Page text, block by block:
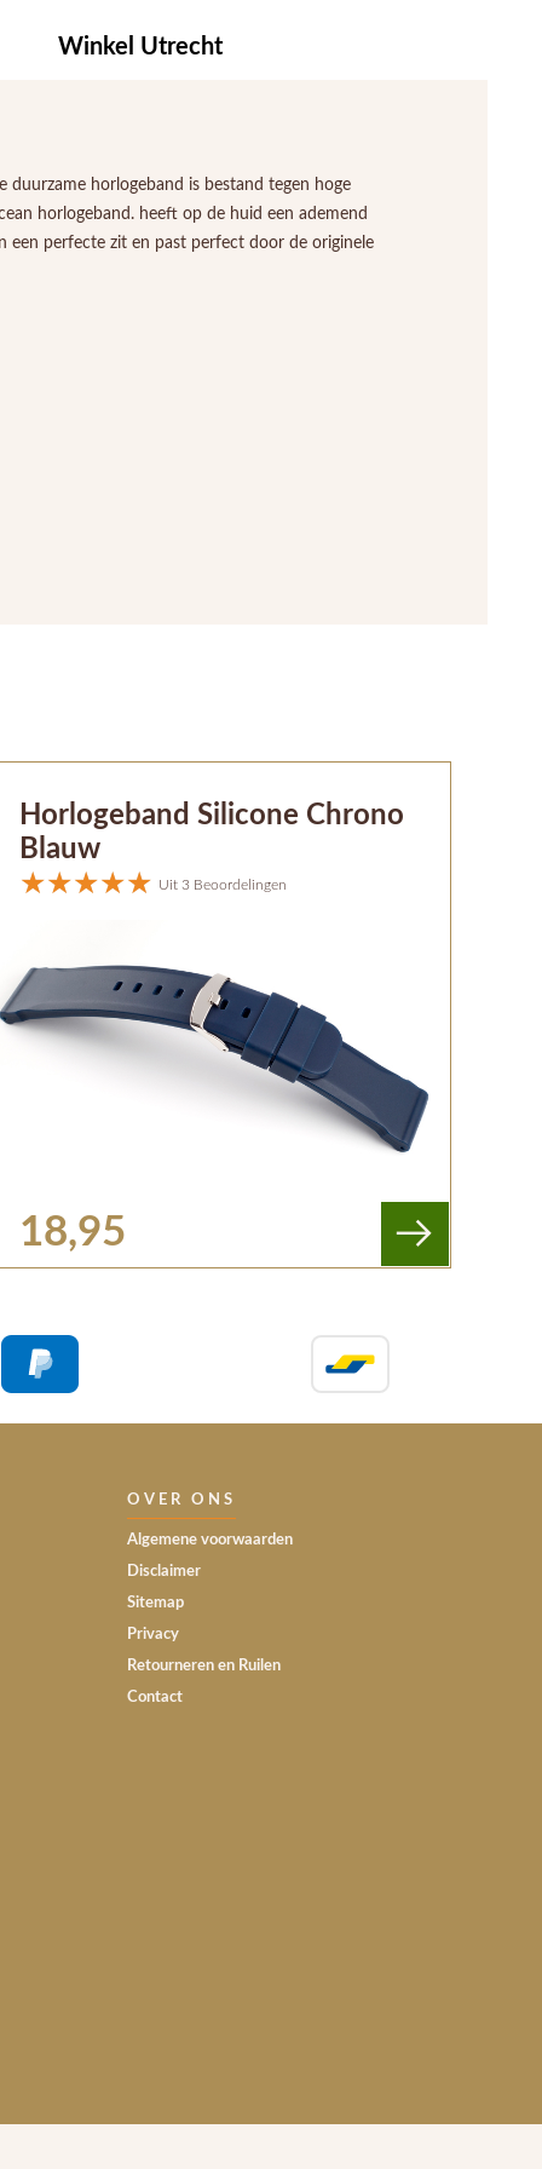
Winkel Utrecht
horlogeband is bestand tegen hoge
horlogeband. heeft op de huid een ademend
een perfecte zit en past perfect door de originele
Horlogeband Silicone Chrono
Blauw
Uit 3 Beoordelingen
18,95
OVER ONS
Algemene voorwaarden
Disclaimer
Sitemap
Privacy
Retourneren en Ruilen
Contact